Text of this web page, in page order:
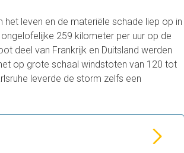
leven en de materiële schade liep op in
259 kilometer per uur op de
deel van Frankrijk en Duitsland werden
op grote schaal windstoten van 120 tot
leverde de storm zelfs een